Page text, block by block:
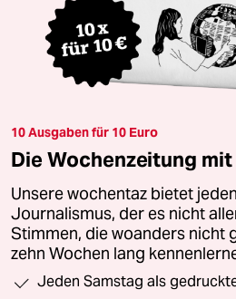
10 Ausgaben für 10 Euro
Die Wochenzeitung
Unsere wochentaz bietet
Journalismus, der es nicht
Stimmen, die woanders nicht
zehn Wochen lang
Jeden Samstag als